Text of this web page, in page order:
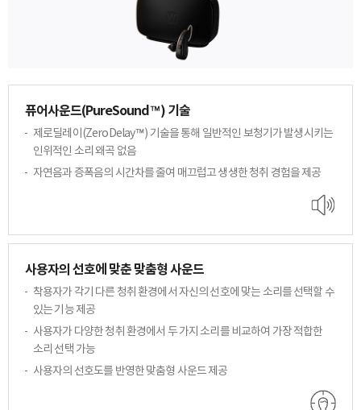
퓨어사운드(PureSound™) 기술
제로딜레이(ZeroDelay™) 기술을 통해 일반적인보청기가 발생시키는
인위적인 소리 왜곡 없음
자연음과 증폭음의 시간차를 줄여 매끄럽고생생한 청취 경험을 제공
사용자의 선호에 맞춘 맞춤형 사운드
착용자가 각기 다른 청취 환경에서 자신의 선호에 맞는 소리를 선택할 수
있는 기능 제공
사용자가 다양한 청취 환경에서 두 가지 소리를 비교하여 가장 적합한
소리 선택 가능
사용자의 선호도를 반영한 맞춤형 사운드 제공